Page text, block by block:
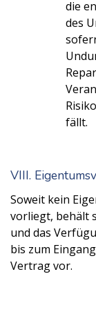
die
des
fällt.
VIII.
Soweit kein
vorliegt, behält
und das
bis zum
Vertrag vor.